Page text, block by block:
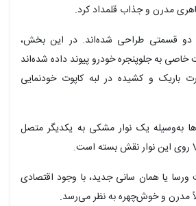
مدرن و جذاب قلمداد کرد.
دو قسمتی طراحی شده‌اند. در این بخش،
به جلوپنجره خودرو پیوند داده شده‌اند
باریک و کشیده در لبه کاپوت خودنمایی
به‌وسیله یک نوار مشکی به یکدیگر متصل
یا همان سانی جدید، با وجود اقتصادی
مدرن و خوش‌چهره به نظر می‌رسد.